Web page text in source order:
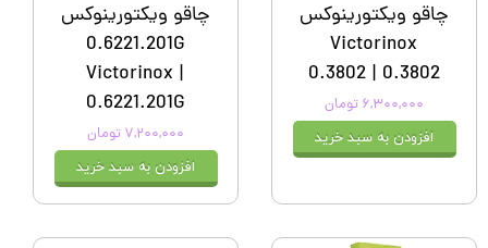
چاقو ویکتورینوکس
Victorinox
0.3802 | 0.3802
۶,۳۰۰,۰۰۰ تومان
افزودن به سبد خرید
چاقو ویکتورینوکس
0.6221.201G
Victorinox |
0.6221.201G
۷,۲۰۰,۰۰۰ تومان
افزودن به سبد خرید